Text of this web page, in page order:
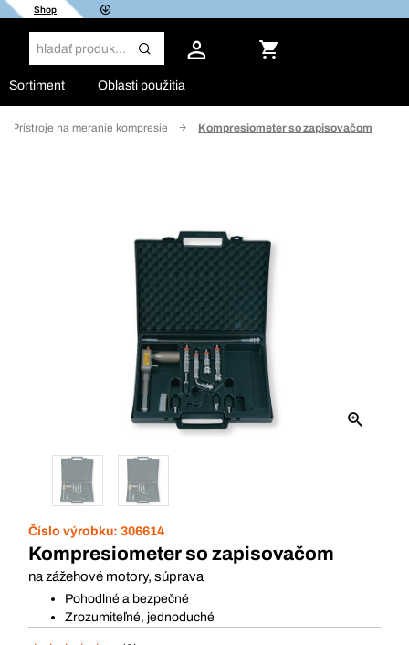
Shop
Sortiment Oblasti použitia
Prístroje na meranie kompresie Kompresiometer so zapisovačom
Číslo výrobku: 306614
Kompresiometer so zapisovačom
na zážehové motory, súprava
Pohodlné a bezpečné
Zrozumiteľné, jednoduché